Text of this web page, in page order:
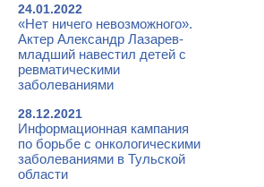
24.01.2022
«Нет ничего невозможного».
Актер Александр Лазарев-
младший навестил детей с
ревматическими
заболеваниями
28.12.2021
Информационная кампания
по борьбе с онкологическими
заболеваниями в Тульской
области